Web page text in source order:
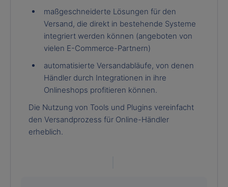
maßgeschneiderte Lösungen für den
Versand, die direkt in bestehende Systeme
integriert werden können (angeboten von
vielen E-Commerce-Partnern)
automatisierte Versandabläufe, von denen
Händler durch Integrationen in ihre
Onlineshops profitieren können.
Die Nutzung von Tools und Plugins vereinfacht
den Versandprozess für Online-Händler
erheblich.